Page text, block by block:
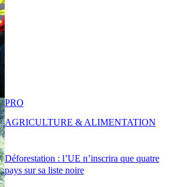
Déforestation : l’UE n’inscrira que quatre
pays sur sa liste noire
PRO
AGRICULTURE & ALIMENTATION